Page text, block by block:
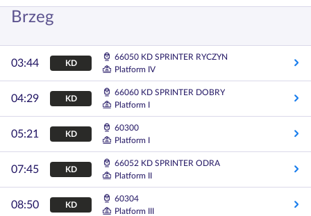
Brzeg
03:44 KD
66050 KD SPRINTER RYCZYN
Platform IV
04:29 KD
66060 KD SPRINTER DOBRY
Platform I
05:21 KD
60300
Platform I
07:45 KD
66052 KD SPRINTER ODRA
Platform II
08:50 KD
60304
Platform III